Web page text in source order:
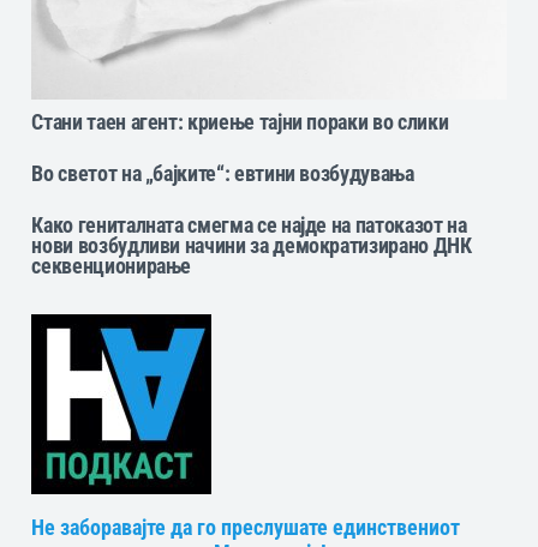
Стани таен агент: криење тајни пораки во слики
Во светот на „бајките“: eвтини возбудувања
Како гениталната смегма се најде на патоказот на
нови возбудливи начини за демократизирано ДНК
секвенционирање
Не заборавајте да го преслушате единствениот